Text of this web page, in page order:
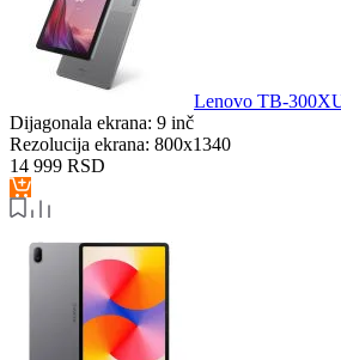
Lenovo TB-
Dijagonala ekrana: 9 inč
Rezolucija ekrana: 800x1340
14 999 RSD